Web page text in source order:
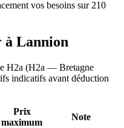
vos besoins sur 210
à Lannion
H2a (H2a — Bretagne
indicatifs avant déduction
Prix
maximum
Note